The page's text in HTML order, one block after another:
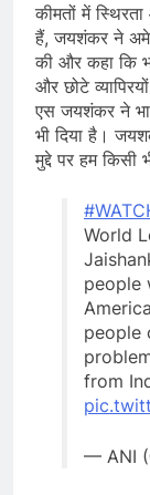
कीमतों में
हैं, जयशंकर ने
की और कहा कि
और छोटे
एस जयशंकर ने
भी दिया है।
मुद्दे पर हम किसी
World
people
people
from
— ANI